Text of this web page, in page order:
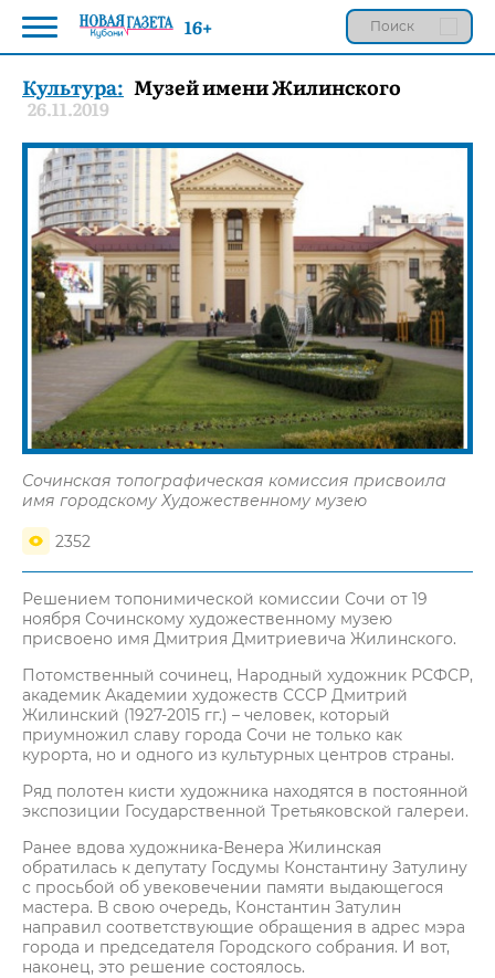
Культура: Музей имени Жилинского
26.11.2019
Сочинская топографическая комиссия присвоила
имя городскому Художественному музею
2352
Решением топонимической комиссии Сочи от 19
ноября Сочинскому художественному музею
присвоено имя Дмитрия Дмитриевича Жилинского.
Потомственный сочинец, Народный художник РСФСР,
академик Академии художеств СССР Дмитрий
Жилинский (1927-2015 гг.) – человек, который
приумножил славу города Сочи не только как
курорта, но и одного из культурных центров страны.
Ряд полотен кисти художника находятся в постоянной
экспозиции Государственной Третьяковской галереи.
Ранее вдова художника-Венера Жилинская
обратилась к депутату Госдумы Константину Затулину
с просьбой об увековечении памяти выдающегося
мастера. В свою очередь, Константин Затулин
направил соответствующие обращения в адрес мэра
города и председателя Городского собрания. И вот,
наконец, это решение состоялось.
16+